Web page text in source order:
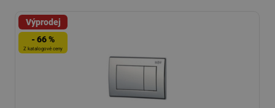
Výprodej
- 66 %
Z katalogové ceny